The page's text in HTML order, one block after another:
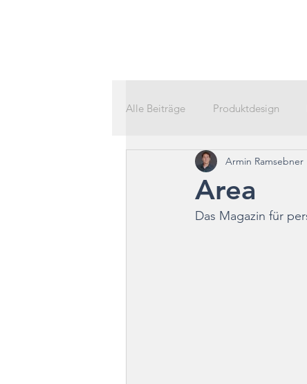
Alle Beiträge Produktdesign
Area
Armin Ramsebner
Das Magazin für